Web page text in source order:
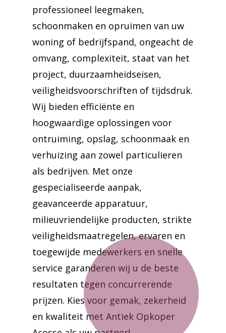
professioneel leegmaken,
schoonmaken en opruimen van uw
woning of bedrijfspand, ongeacht de
omvang, complexiteit, staat van het
project, duurzaamheidseisen,
veiligheidsvoorschriften of tijdsdruk.
Wij bieden efficiënte en
hoogwaardige oplossingen voor
ontruiming, opslag, schoonmaak en
verhuizing aan zowel particulieren
als bedrijven. Met onze
gespecialiseerde aanpak,
geavanceerde apparatuur,
milieuvriendelijke producten, strikte
veiligheidsmaatregelen, ervaren en
toegewijde medewerkers en snelle
service garanderen wij u de beste
resultaten tegen concurrerende
prijzen. Kies voor gemak, zekerheid
en kwaliteit met Antiek Opkoper